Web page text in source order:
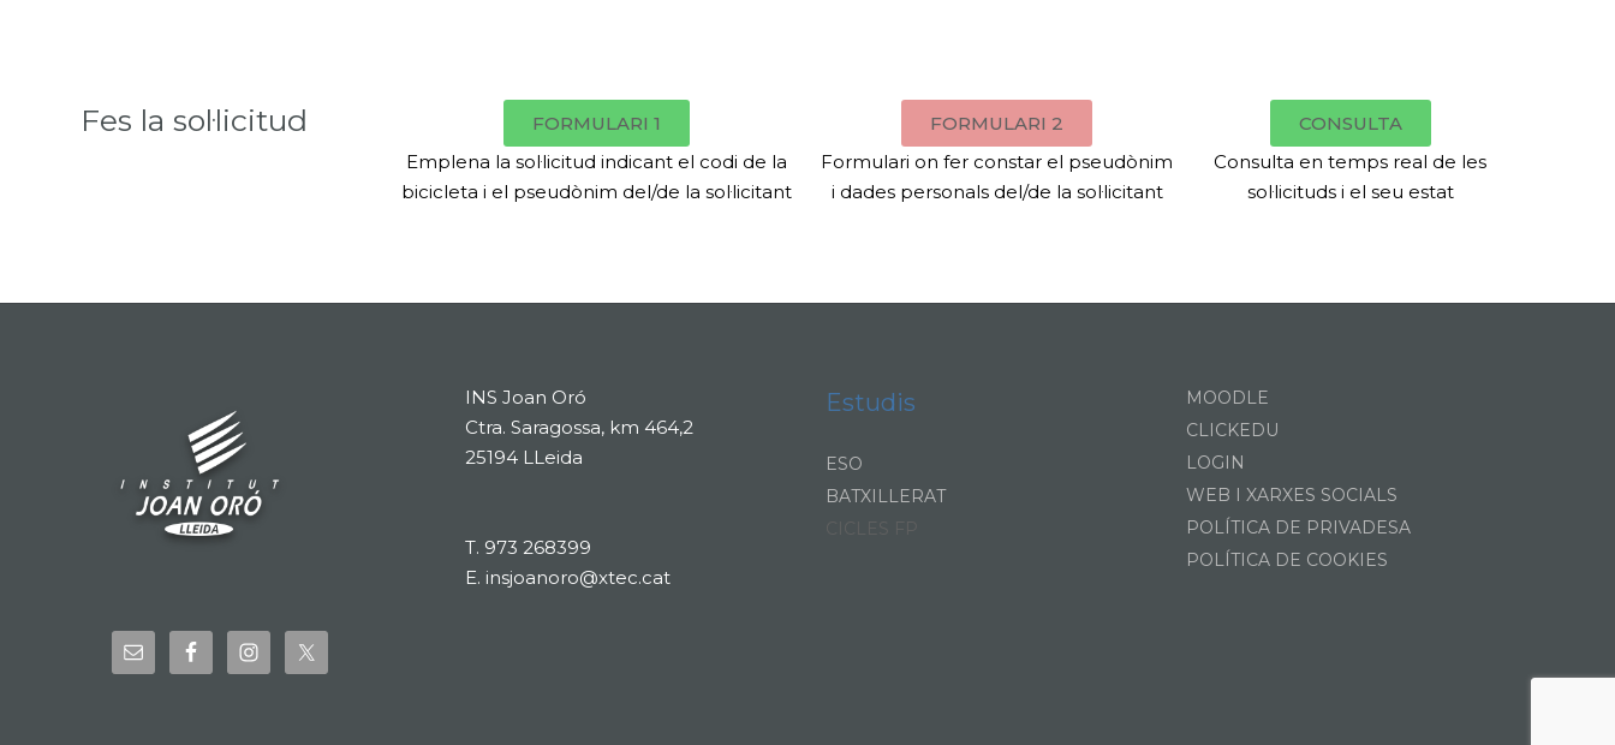
Fes la sol·licitud
FORMULARI 1
Emplena la sol·licitud indicant el codi de la
bicicleta i el pseudònim del/de la sol·licitant
FORMULARI 2
Formulari on fer constar el pseudònim
i dades personals del/de la sol·licitant
CONSULTA
Consulta en temps real de les
sol·licituds i el seu estat
INS Joan Oró
Ctra. Saragossa, km 464,2
25194 LLeida
T. 973 268399
E. insjoanoro@xtec.cat
Estudis
ESO
BATXILLERAT
MOODLE
CLICKEDU
LOGIN
WEB I XARXES SOCIALS
POLÍTICA DE PRIVADESA
POLÍTICA DE COOKIES